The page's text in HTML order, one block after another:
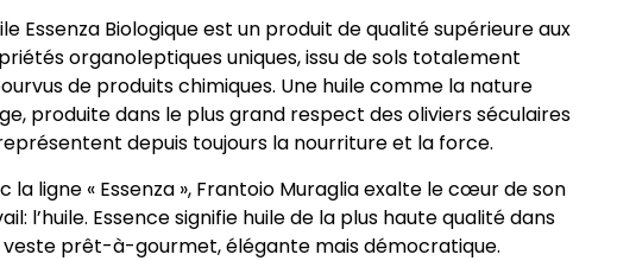
Essenza Biologique est un produit de qualité supérieure aux
organoleptiques uniques, issu de sols totalement
de produits chimiques. Une huile comme la nature
produite dans le plus grand respect des oliviers séculaires
depuis toujours la nourriture et la force.
la ligne « Essenza », Frantoio Muraglia exalte le cœur de son
l’huile. Essence signifie huile de la plus haute qualité dans
veste prêt-à-gourmet, élégante mais démocratique.